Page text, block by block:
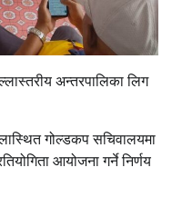
अन्तरपालिका लिग
गोल्डकप सचिवालयमा
आयोजना गर्ने निर्णय